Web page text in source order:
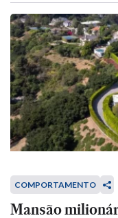
COMPORTAMENTO
Mansão